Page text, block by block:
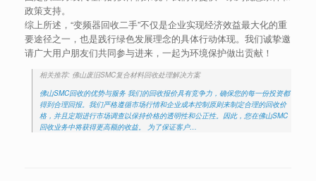
政策支持。
综上所述，“变频器回收二手”不仅是企业实现经济效益最大化的重
要途径之一，也是践行绿色发展理念的具体行动体现。我们诚挚邀
请广大用户朋友们共同参与进来，一起为环境保护做出贡献！
相关推荐: 佛山废旧SMC复合材料回收处理解决方案
佛山SMC回收的优势与服务 我们的回收报价具有竞争力，确保您的每一份投资都
得到合理回报。我们严格遵循市场行情和企业成本控制原则来制定合理的回收价
格，并且定期进行市场调查以保持价格的透明性和公正性。因此，您在佛山SMC
回收业务中将获得更高额的收益。 为了保证客户…